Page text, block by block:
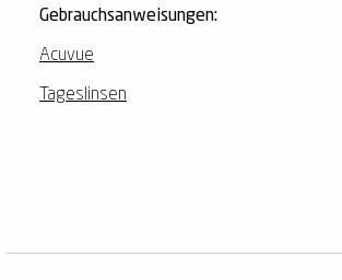
Gebrauchsanweisungen:
Acuvue
Tageslinsen